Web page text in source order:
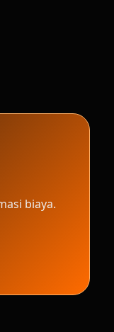
biaya.